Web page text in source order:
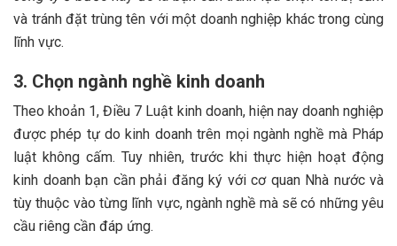
và tránh đặt trùng tên với một doanh nghiệp khác trong cùng
lĩnh vực.
3. Chọn ngành nghề kinh doanh
Theo khoản 1, Điều 7 Luật kinh doanh, hiện nay doanh nghiệp
được phép tự do kinh doanh trên mọi ngành nghề mà Pháp
luật không cấm. Tuy nhiên, trước khi thực hiện hoạt động
kinh doanh bạn cần phải đăng ký với cơ quan Nhà nước và
tùy thuộc vào từng lĩnh vực, ngành nghề mà sẽ có những yêu
cầu riêng cần đáp ứng.